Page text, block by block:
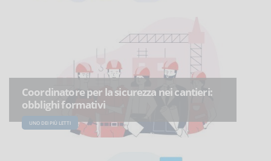
Coordinatore per la sicurezza nei cantieri:
obblighi formativi
UNO DEI PIÙ LETTI